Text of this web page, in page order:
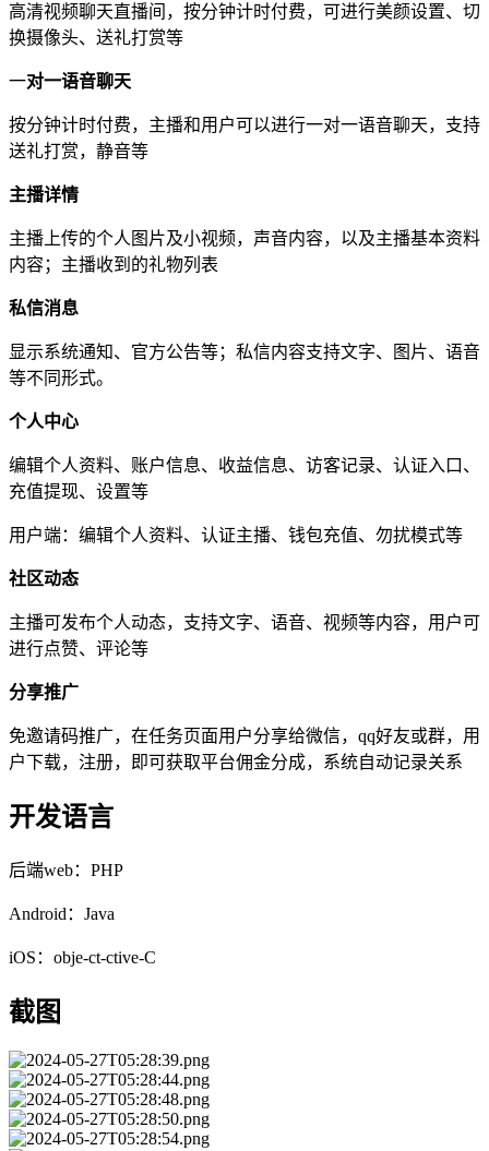
高清视频聊天直播间，按分钟计时付费，可进行美颜设置、切
换摄像头、送礼打赏等
一对一语音聊天
按分钟计时付费，主播和用户可以进行一对一语音聊天，支持
送礼打赏，静音等
主播详情
主播上传的个人图片及小视频，声音内容，以及主播基本资料
内容；主播收到的礼物列表
私信消息
显示系统通知、官方公告等；私信内容支持文字、图片、语音
等不同形式。
个人中心
编辑个人资料、账户信息、收益信息、访客记录、认证入口、
充值提现、设置等
用户端：编辑个人资料、认证主播、钱包充值、勿扰模式等
社区动态
主播可发布个人动态，支持文字、语音、视频等内容，用户可
进行点赞、评论等
分享推广
免邀请码推广，在任务页面用户分享给微信，qq好友或群，用
户下载，注册，即可获取平台佣金分成，系统自动记录关系
开发语言
后端web：PHP
Android：Java
iOS：obje-ct-ctive-C
截图